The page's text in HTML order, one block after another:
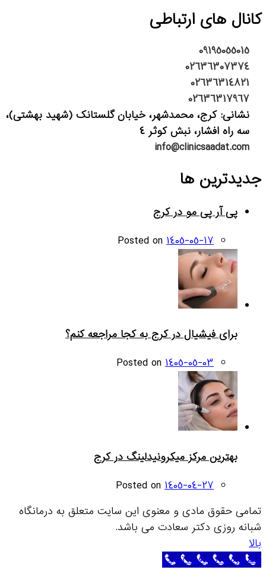
کانال های ارتباطی
09195055015
02636307374
02636314821
02636317967
نشانی: کرج، محمدشهر، خیابان گلستانک (شهید بهشتی)،
سه راه افشار، نبش کوثر 4
info@clinicsaadat.com
جدیدترین ها
پی آر پی مو در کرج
Posted on 1405-05-17
برای فیشیال در کرج به کجا مراجعه کنم؟
Posted on 1405-05-03
بهترین مرکز میکرونیدلینگ در کرج
Posted on 1405-04-27
تمامی حقوق مادی و معنوی این سایت متعلق به درمانگاه
شبانه روزی دکتر سعادت می باشد.
بالا
مشاوره و دریافت نوبت